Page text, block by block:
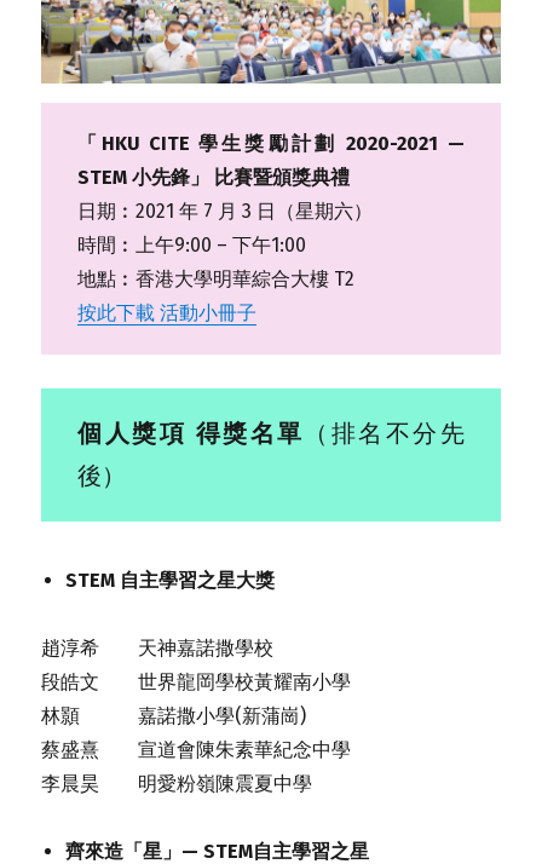
「HKU CITE 學生獎勵計劃 2020-2021 —
STEM 小先鋒」 比賽暨頒獎典禮
日期︰2021 年 7 月 3 日（星期六）
時間︰上午9:00 – 下午1:00
地點︰香港大學明華綜合大樓 T2
按此下載 活動小冊子
個人獎項 得獎名單 （排名不分先
後）
STEM 自主學習之星大獎
趙淳希 天神嘉諾撒學校
段皓文 世界龍岡學校黃耀南小學
林顥 嘉諾撒小學(新蒲崗)
蔡盛熹 宣道會陳朱素華紀念中學
李晨昊 明愛粉嶺陳震夏中學
齊來造「星」— STEM自主學習之星